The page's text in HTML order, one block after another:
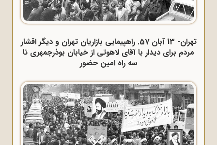
تهران- 13 آبان 57. راهپیمایی بازاریان تهران و دیگر اقشار
مردم برای دیدار با آقای لاهوتی از خیابان بوذرجمهری تا
سه راه امین حضور